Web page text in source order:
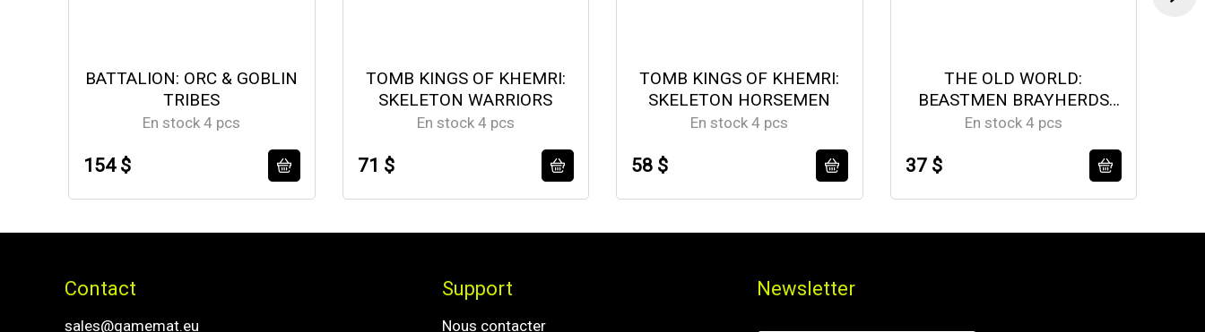
BATTALION: ORC & GOBLIN
TRIBES
En stock 4 pcs
154 $
TOMB KINGS OF KHEMRI:
SKELETON WARRIORS
En stock 4 pcs
71 $
TOMB KINGS OF KHEMRI:
SKELETON HORSEMEN
En stock 4 pcs
58 $
THE OLD WORLD:
BEASTMEN BRAYHERDS
DICE
En stock 4 pcs
37 $
Contact
sales@gamemat.eu
Support
Nous contacter
Newsletter